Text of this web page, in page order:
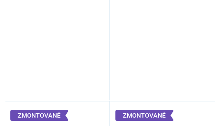
ZMONTOVANÉ ZMONTOVANÉ